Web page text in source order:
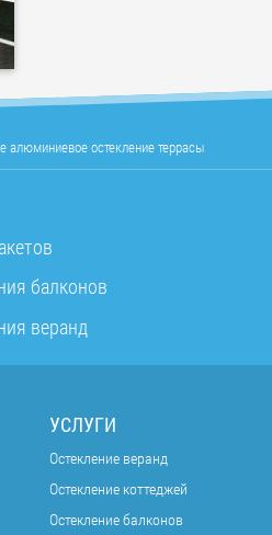
алюминиевое остекление террасы
балконов
веранд
УСЛУГИ
Остекление веранд
Остекление коттеджей
Остекление балконов